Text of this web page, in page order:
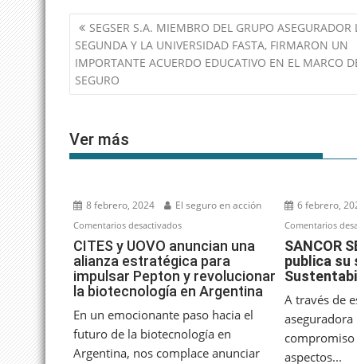
Navegación
de
entradas
SEGSER S.A. MIEMBRO DEL GRUPO ASEGURADOR
SEGUNDA Y LA UNIVERSIDAD FASTA, FIRMARON UN
IMPORTANTE ACUERDO EDUCATIVO EN EL MARCO
SEGURO
Ver más
8 febrero, 2024 El seguro en acción
Comentarios desactivadosen
CITES
y
UOVO
anuncian
una
alianza
estratégica
CITES y UOVO anuncian una
alianza estratégica para
impulsar Pepton y revolucionar
la biotecnología en Argentina
En un emocionante paso hacia el
futuro de la biotecnología en
Argentina, nos complace anunciar
6 febrero,
Comentarios
SANCOR
publica su
A través de
aspectos...